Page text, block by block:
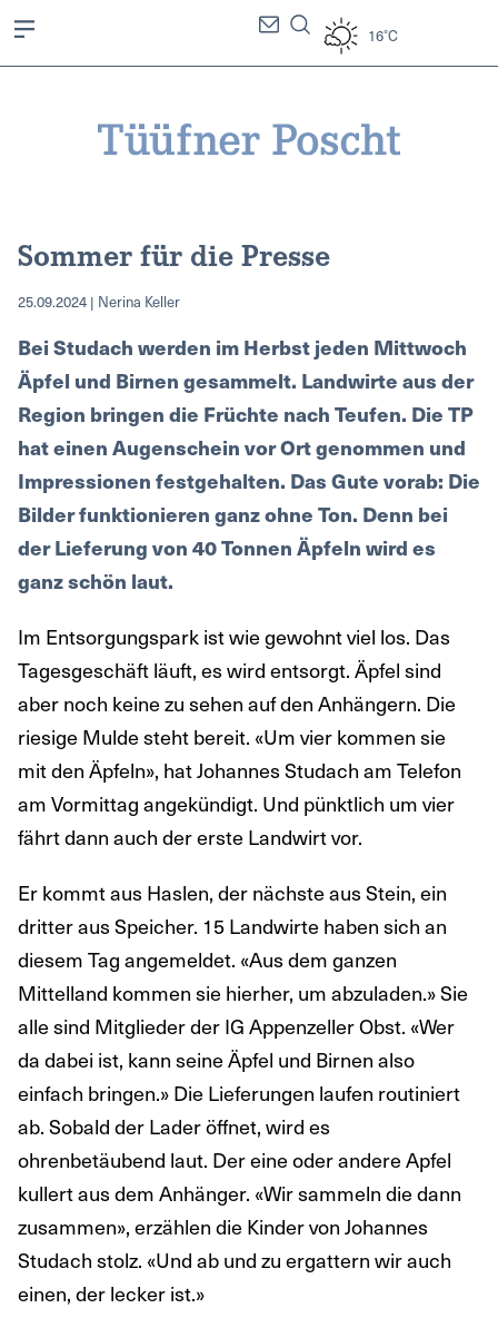
16°C
Sommer für die Presse
25.09.2024 | Nerina Keller
Bei Studach werden im Herbst jeden Mittwoch
Äpfel und Birnen gesammelt. Landwirte aus der
Region bringen die Früchte nach Teufen. Die TP
hat einen Augenschein vor Ort genommen und
Impressionen festgehalten. Das Gute vorab: Die
Bilder funktionieren ganz ohne Ton. Denn bei
der Lieferung von 40 Tonnen Äpfeln wird es
ganz schön laut.
Im Entsorgungspark ist wie gewohnt viel los. Das
Tagesgeschäft läuft, es wird entsorgt. Äpfel sind
aber noch keine zu sehen auf den Anhängern. Die
riesige Mulde steht bereit. «Um vier kommen sie
mit den Äpfeln», hat Johannes Studach am Telefon
am Vormittag angekündigt. Und pünktlich um vier
fährt dann auch der erste Landwirt vor.
Er kommt aus Haslen, der nächste aus Stein, ein
dritter aus Speicher. 15 Landwirte haben sich an
diesem Tag angemeldet. «Aus dem ganzen
Mittelland kommen sie hierher, um abzuladen.» Sie
alle sind Mitglieder der IG Appenzeller Obst. «Wer
da dabei ist, kann seine Äpfel und Birnen also
einfach bringen.» Die Lieferungen laufen routiniert
ab. Sobald der Lader öffnet, wird es
ohrenbetäubend laut. Der eine oder andere Apfel
kullert aus dem Anhänger. «Wir sammeln die dann
zusammen», erzählen die Kinder von Johannes
Studach stolz. «Und ab und zu ergattern wir auch
einen, der lecker ist.»